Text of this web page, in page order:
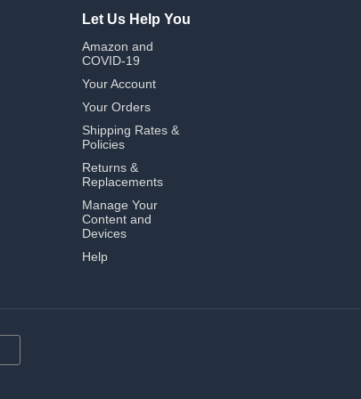
Let Us Help You
Amazon and
COVID-19
Your Account
Your Orders
Shipping Rates &
Policies
Returns &
Replacements
Manage Your
Content and
Devices
Help